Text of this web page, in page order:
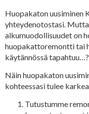
Huopakaton uusiminen
yhteydenotostasi.
alkumuodollisuudet on
huopakattoremontti tai
käytännössä tapahtuu…?
Näin huopakaton
kohteessasi tulee
Tutustumme